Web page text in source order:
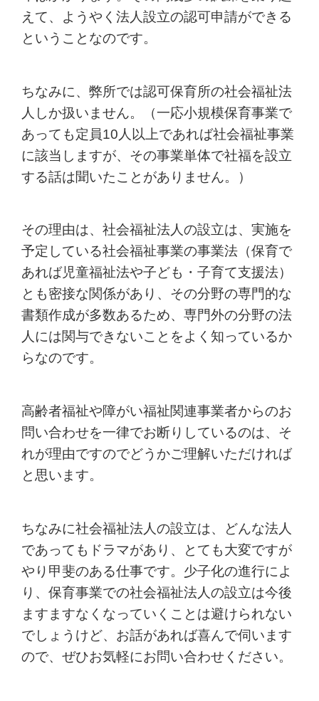
えて、ようやく法人設立の認可申請ができる
ということなのです。
ちなみに、弊所では認可保育所の社会福祉法
人しか扱いません。（一応小規模保育事業で
あっても定員10人以上であれば社会福祉事業
に該当しますが、その事業単体で社福を設立
する話は聞いたことがありません。）
その理由は、社会福祉法人の設立は、実施を
予定している社会福祉事業の事業法（保育で
あれば児童福祉法や子ども・子育て支援法）
とも密接な関係があり、その分野の専門的な
書類作成が多数あるため、専門外の分野の法
人には関与できないことをよく知っているか
らなのです。
高齢者福祉や障がい福祉関連事業者からのお
問い合わせを一律でお断りしているのは、そ
れが理由ですのでどうかご理解いただければ
と思います。
ちなみに社会福祉法人の設立は、どんな法人
であってもドラマがあり、とても大変ですが
やり甲斐のある仕事です。少子化の進行によ
り、保育事業での社会福祉法人の設立は今後
ますますなくなっていくことは避けられない
でしょうけど、お話があれば喜んで伺います
ので、ぜひお気軽にお問い合わせください。